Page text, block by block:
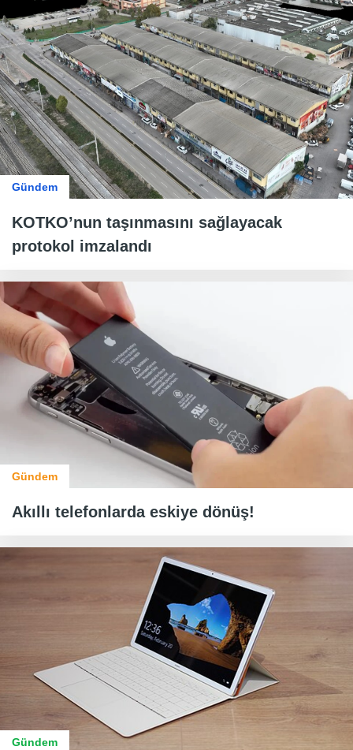
Gündem
KOTKO’nun taşınmasını sağlayacak
protokol imzalandı
Gündem
Akıllı telefonlarda eskiye dönüş!
Gündem